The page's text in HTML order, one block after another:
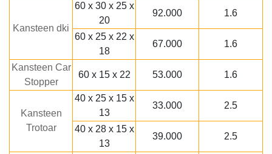
Kansteen dki
60 x 30 x 25 x
20
92.000 1.6
60 x 25 x 22 x
18
67.000 1.6
Kansteen Car
Stopper
60 x 15 x 22 53.000 1.6
Kansteen
Trotoar
40 x 25 x 15 x
13
33.000 2.5
40 x 28 x 15 x
13
39.000 2.5